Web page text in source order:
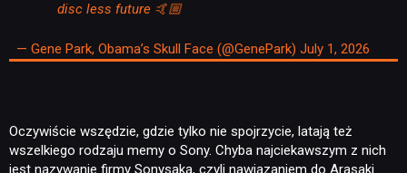
disc less future 🤙🏼
— Gene Park, Obama’s Skull Face (@GenePark) July 1, 2026
Oczywiście wszędzie, gdzie tylko nie spojrzycie, latają też
wszelkiego rodzaju memy o Sony. Chyba najciekawszym z nich
jest nazywanie firmy Sonysaką, czyli nawiązaniem do Arasaki